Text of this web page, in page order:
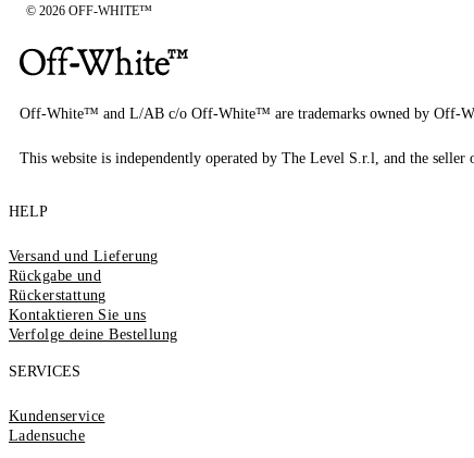
© 2026 OFF-WHITE™
Off-White™ and L/AB c/o Off-White™ are trademarks owned by Off-
This website is independently operated by The Level S.r.l, and the
HELP
Versand und Lieferung
Rückgabe und
Rückerstattung
Kontaktieren Sie uns
Verfolge deine Bestellung
SERVICES
Kundenservice
Ladensuche